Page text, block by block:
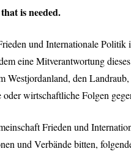
is needed.
und Internationale
eine Mitverantwortung
Westjordanland, den
wirtschaftliche Folgen
Frieden und
und Verbände bitten,